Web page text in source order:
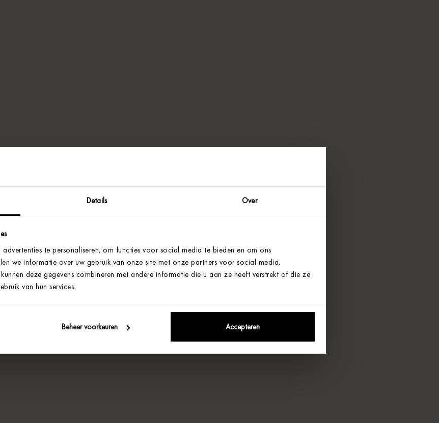
Details Over
te personaliseren, om functies voor social media te bieden en om ons
we informatie over uw gebruik van onze site met onze partners voor social media,
deze gegevens combineren met andere informatie die u aan ze heeft verstrekt of die ze
van hun services.
Beheer voorkeuren Accepteren